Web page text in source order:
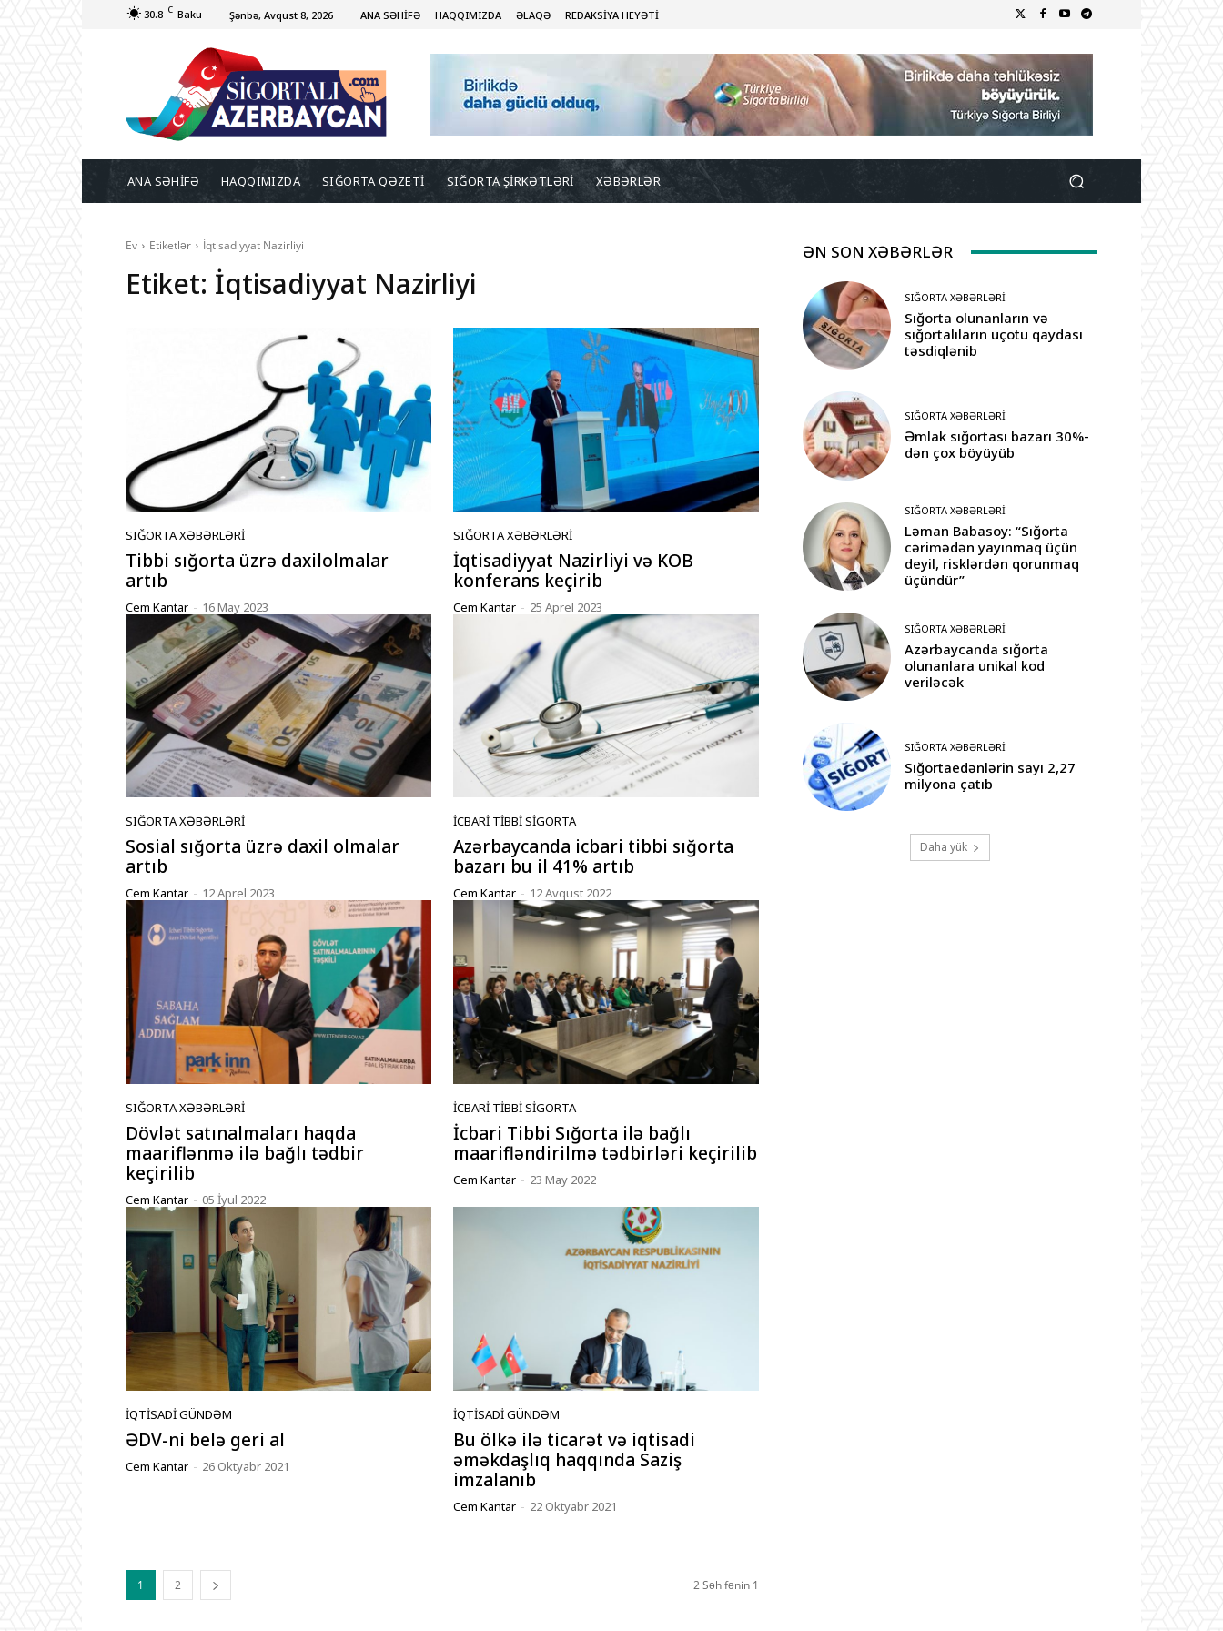
30.8 C Baku Şənbə, Avqust 8, 2026 ANA SƏHİFƏ HAQQIMIZDA ƏLAQƏ REDAKSİYA HEYƏTİ
ANA SƏHİFƏ HAQQIMIZDA SIĞORTA QƏZETİ SIĞORTA ŞİRKƏTLƏRİ XƏBƏRLƏR
Ev Etiketlər İqtisadiyyat Nazirliyi
Etiket: İqtisadiyyat Nazirliyi
SIĞORTA XƏBƏRLƏRI
Tibbi sığorta üzrə daxilolmalar
artıb
Cem Kantar - 16 May 2023
SIĞORTA XƏBƏRLƏRI
İqtisadiyyat Nazirliyi və KOB
konferans keçirib
Cem Kantar - 25 Aprel 2023
SIĞORTA XƏBƏRLƏRI
Sosial sığorta üzrə daxil olmalar
artıb
Cem Kantar - 12 Aprel 2023
İCBARI TIBBI SIGORTA
Azərbaycanda icbari tibbi sığorta
bazarı bu il 41% artıb
Cem Kantar - 12 Avqust 2022
SIĞORTA XƏBƏRLƏRI
Dövlət satınalmaları haqda
maariflənmə ilə bağlı tədbir
keçirilib
Cem Kantar - 05 İyul 2022
İCBARI TIBBI SIGORTA
İcbari Tibbi Sığorta ilə bağlı
maarifləndirilmə tədbirləri keçirilib
Cem Kantar - 23 May 2022
İQTISADI GÜNDƏM
ƏDV-ni belə geri al
Cem Kantar - 26 Oktyabr 2021
İQTISADI GÜNDƏM
Bu ölkə ilə ticarət və iqtisadi
əməkdaşlıq haqqında Saziş
imzalanıb
Cem Kantar - 22 Oktyabr 2021
1 2 2 Səhifənin 1
ƏN SON XƏBƏRLƏR
SIĞORTA XƏBƏRLƏRI
Sığorta olunanların və
sığortalıların uçotu qaydası
təsdiqlənib
SIĞORTA XƏBƏRLƏRI
Əmlak sığortası bazarı 30%-
dən çox böyüyüb
SIĞORTA XƏBƏRLƏRI
Ləman Babasoy: “Sığorta
cərimədən yayınmaq üçün
deyil, risklərdən qorunmaq
üçündür”
SIĞORTA XƏBƏRLƏRI
Azərbaycanda sığorta
olunanlara unikal kod
veriləcək
SIĞORTA XƏBƏRLƏRI
Sığortaedənlərin sayı 2,27
milyona çatıb
Daha yük